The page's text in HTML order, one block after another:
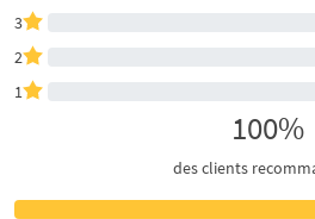
3
2
1
100%
des clients